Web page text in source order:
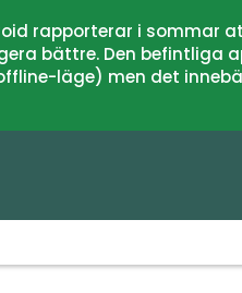
rapporterar i sommar
bättre. Den befintliga
läge) men det